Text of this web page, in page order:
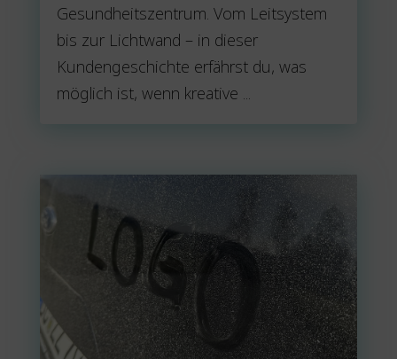
Gesundheitszentrum. Vom Leitsystem
bis zur Lichtwand – in dieser
Kundengeschichte erfährst du, was
möglich ist, wenn kreative ...